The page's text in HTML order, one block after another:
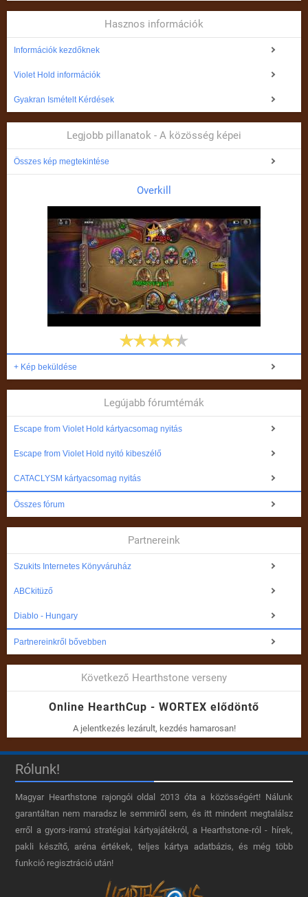
Hasznos információk
Információk kezdőknek
Violet Hold információk
Gyakran Ismételt Kérdések
Legjobb pillanatok - A közösség képei
Összes kép megtekintése
Overkill
+ Kép beküldése
Legújabb fórumtémák
Escape from Violet Hold kártyacsomag nyitás
Escape from Violet Hold nyitó kibeszélő
CATACLYSM kártyacsomag nyitás
Összes fórum
Partnereink
Szukits Internetes Könyváruház
ABCkitüző
Diablo - Hungary
Partnereinkről bővebben
Következő Hearthstone verseny
Online HearthCup - WORTEX elődöntő
A jelentkezés lezárult, kezdés hamarosan!
Rólunk!
Magyar Hearthstone​ rajongói oldal 2013 óta a közösségért! Nálunk
garantáltan nem maradsz le semmiről sem, és itt mindent megtalálsz
erről a gyors-iramú stratégiai kártyajátékról, a Hearthstone-ról - hírek,
pakli készítő, aréna értékek, teljes kártya adatbázis, és még több
funkció regisztráció után!